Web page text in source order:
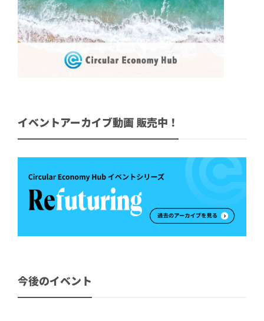
イベントアーカイブ動画 販売中！
今後のイベント